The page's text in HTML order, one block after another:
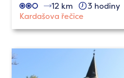
12 km
3 hodiny
Kardašova řečice